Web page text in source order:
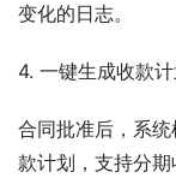
变化的日志。
4. 一键生成收款
合同批准后，系
款计划，支持分期